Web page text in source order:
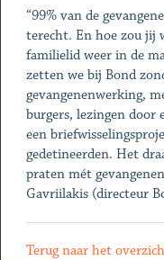
“99% van de
terecht. En hoe zou jij
familielid weer in de
zetten we bij Bond
gevangenenwerking,
burgers, lezingen door
een
gedetineerden. Het
praten mét
Gavriilakis (directeur
Terug naar het